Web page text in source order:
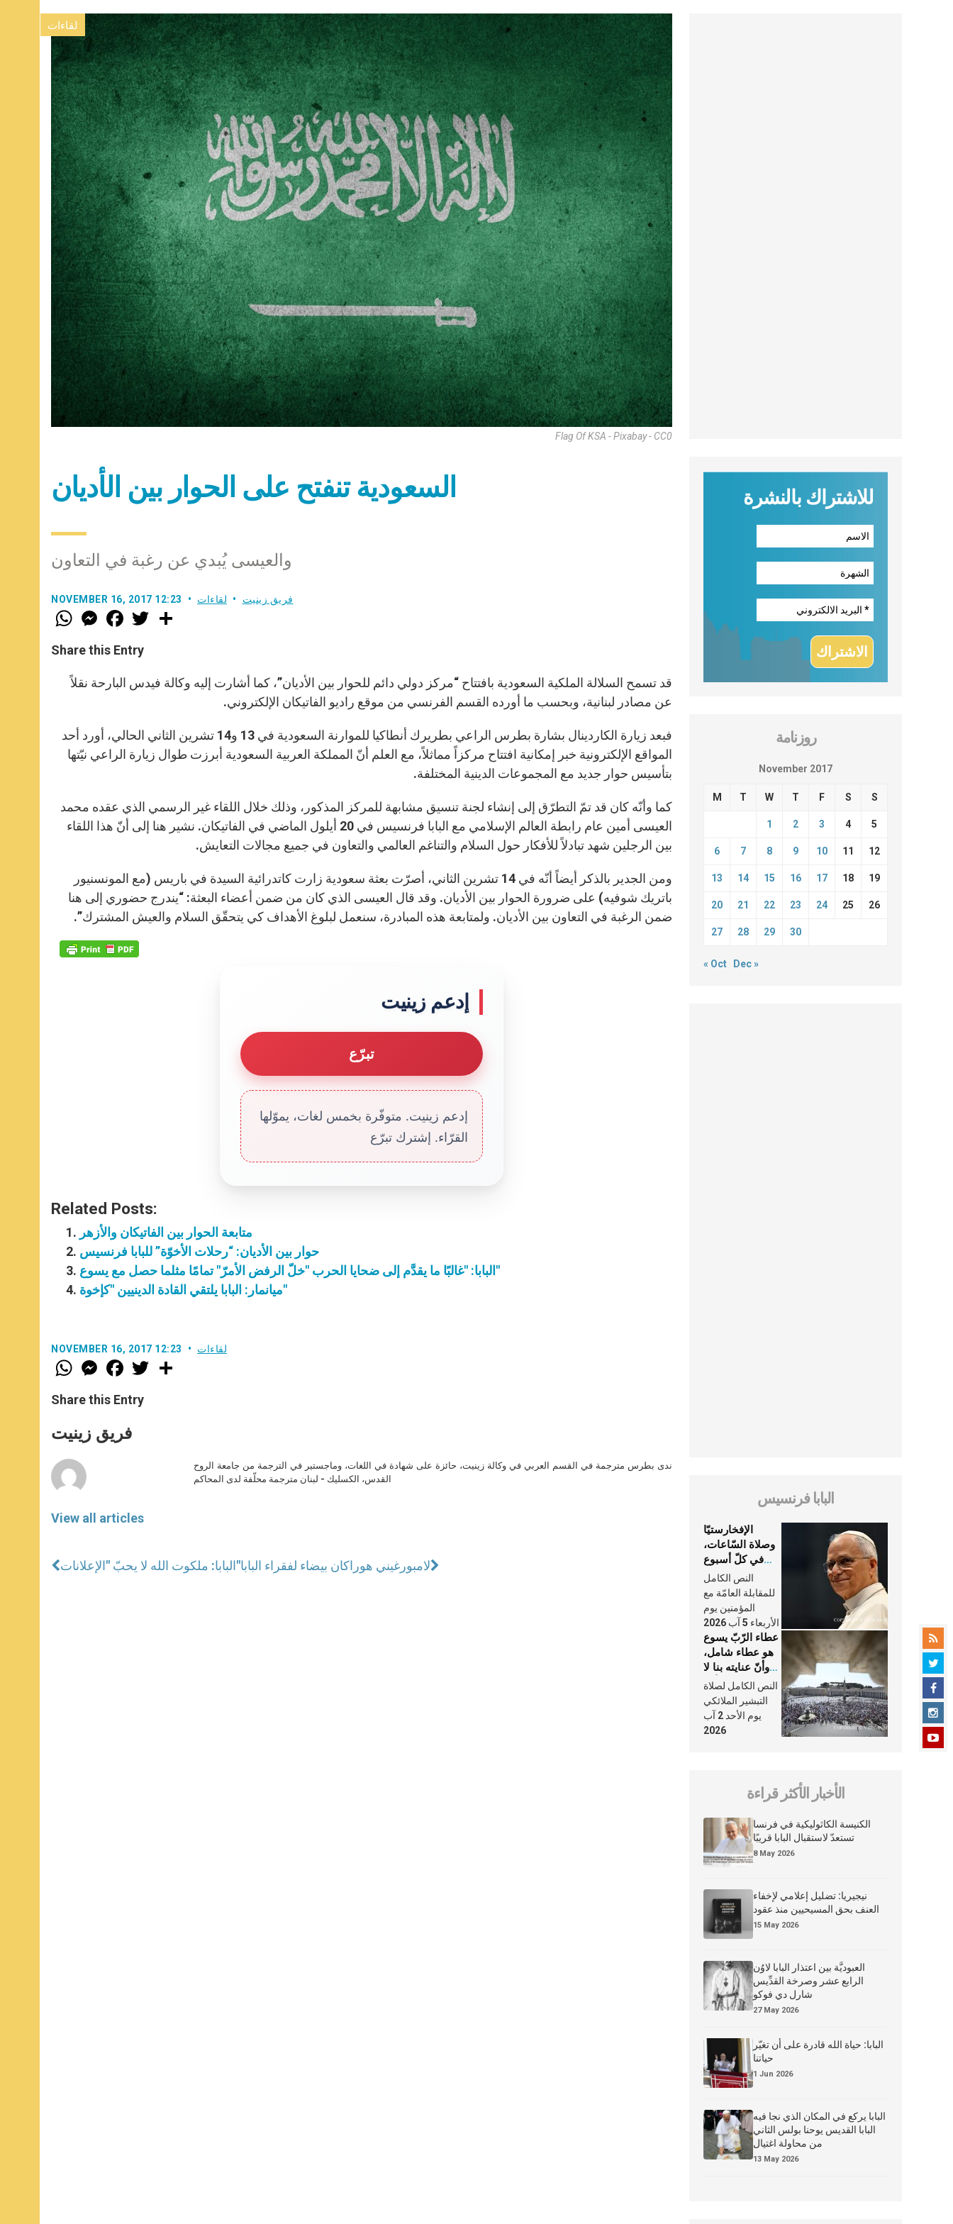
لقاءات
Flag Of KSA - Pixabay - CC0
السعودية تنفتح على الحوار بين الأديان
والعيسى يُبدي عن رغبة في التعاون
NOVEMBER 16, 2017 12:23 فريق زينيت لقاءات
W
h
t
s
p
p
M
e
s
e
g
e
F
a
e
b
k
w
r
Share this Entry
قد تسمح السلالة الملكية السعودية بافتتاح “مركز دولي دائم للحوار بين الأديان”، كما أشارت إليه وكالة فيدس البارحة نقلاً
عن مصادر لبنانية، وبحسب ما أورده القسم الفرنسي من موقع راديو الفاتيكان الإلكتروني.
فبعد زيارة الكاردينال بشارة بطرس الراعي بطريرك أنطاكيا للموارنة السعودية في 13 و14 تشرين الثاني الحالي، أورد أحد
المواقع الإلكترونية خبر إمكانية افتتاح مركزاً مماثلاً، مع العلم أنّ المملكة العربية السعودية أبرزت طوال زيارة الراعي نيّتها
بتأسيس حوار جديد مع المجموعات الدينية المختلفة.
كما وأنّه كان قد تمّ التطرّق إلى إنشاء لجنة تنسيق مشابهة للمركز المذكور، وذلك خلال اللقاء غير الرسمي الذي عقده محمد
العيسى أمين عام رابطة العالم الإسلامي مع البابا فرنسيس في 20 أيلول الماضي في الفاتيكان. نشير هنا إلى أنّ هذا اللقاء
بين الرجلين شهد تبادلاً للأفكار حول السلام والتناغم العالمي والتعاون في جميع مجالات التعايش.
ومن الجدير بالذكر أيضاً أنّه في 14 تشرين الثاني، أصرّت بعثة سعودية زارت كاتدرائية السيدة في باريس (مع المونسنيور
باتريك شوفيه) على ضرورة الحوار بين الأديان. وقد قال العيسى الذي كان من ضمن أعضاء البعثة: “يندرج حضوري إلى هنا
ضمن الرغبة في التعاون بين الأديان. ولمتابعة هذه المبادرة، سنعمل لبلوغ الأهداف كي يتحقّق السلام والعيش المشترك”.
إدعم زينيت
تبرّع
إدعم زينيت. متوفّرة بخمس لغات، يموّلها
القرّاء. إشترك تبرّع
Related Posts:
متابعة الحوار بين الفاتيكان والأزهر
حوار بين الأديان: “رحلات الأخوّة” للبابا فرنسيس
البابا: "غالبًا ما يقدَّم إلى ضحايا الحرب "خلّ الرفض الأمرّ" تمامًا مثلما حصل مع يسوع"
ميانمار: البابا يلتقي القادة الدينيين "كإخوة"
NOVEMBER 16, 2017 12:23 لقاءات
W
h
t
s
p
p
M
e
s
e
g
e
F
a
e
b
o
k
w
Share this Entry
فريق زينيت
View all articles
ندى بطرس مترجمة في القسم العربي في وكالة زينيت، حائزة على شهادة في اللغات، وماجستير في الترجمة من جامعة الروح
القدس، الكسليك - لبنان مترجمة محلّفة لدى المحاكم
البابا: ملكوت الله لا يحبّ "الإعلانات"لامبورغيني هوراكان بيضاء لفقراء البابا
للاشتراك بالنشرة
روزنامة
November 2017
M T W T F S S
1 2 3 4 5
6 7 8 9 10 11 12
13 14 15 16 17 18 19
20 21 22 23 24 25 26
27 28 29 30
« Oct Dec »
البابا فرنسيس
الإفخارستيّا
وصلاة السّاعات،
في كلّ أسبوع
وكلّ يوم، هما
النَّفَس في حياة
الكنيسة
النص الكامل
للمقابلة العامّة مع
المؤمنين يوم
الأربعاء 5 آب 2026
عطاء الرّبّ يسوع
هو عطاء شامل،
وأنّ عنايته بنا لا
تغيب عنّا أبدًا
النص الكامل لصلاة
التبشير الملائكي
يوم الأحد 2 آب
2026
الأخبار الأكثر قراءة
الكنيسة الكاثوليكية في فرنسا
تستعدّ لاستقبال البابا قريبًا
8 May 2026
نيجيريا: تضليل إعلامي لإخفاء
العنف بحق المسيحيين منذ عقود
15 May 2026
العبوديَّة بين اعتذار البابا لاوُن
الرابع عشر وصرخة القدِّيس
شارل دي فوكو
27 May 2026
البابا: حياة الله قادرة على أن تغيّر
حياتنا
1 Jun 2026
البابا يركع في المكان الذي نجا فيه
البابا القديس يوحنا بولس الثاني
من محاولة اغتيال
13 May 2026